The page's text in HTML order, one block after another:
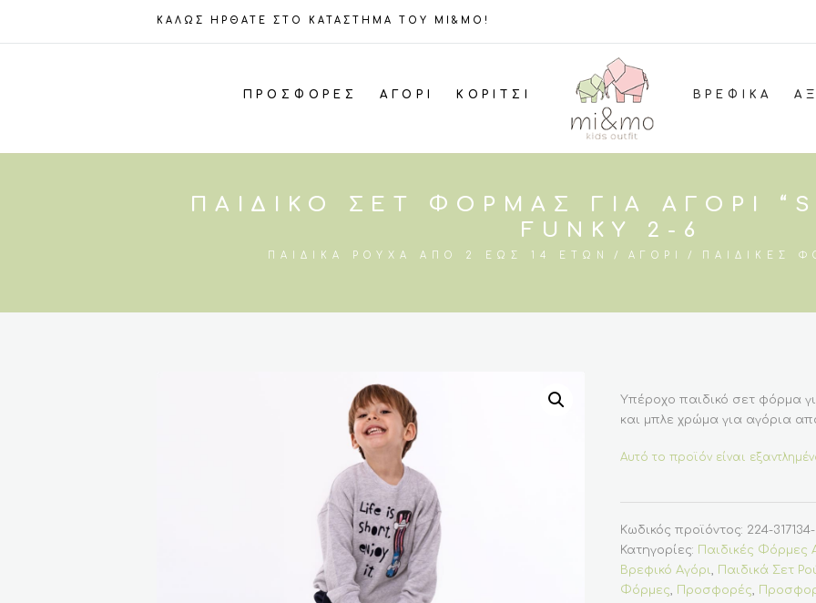
ΚΑΛΩΣ ΗΡΘΑΤΕ ΣΤΟ ΚΑΤΑΣΤΗΜΑ ΤΟΥ MI&MO!
ΠΡΟΣΦΟΡΈΣ ΑΓΌΡΙ ΚΟΡΊΤΣΙ ΒΡΕΦΙΚΆ
ΠΑΙΔΙΚΌ ΣΕΤ ΦΌΡΜΑΣ ΓΙΑ ΑΓΌΡΙ
FUNKY 2-6
ΠΑΙΔΙΚΆ ΡΟΎΧΑ ΑΠΌ 2 ΈΩΣ 14 ΕΤΏΝ ΑΓΌΡΙ ΠΑΙΔΙΚΈΣ
Υπέροχο παιδικό σετ φόρμα
και μπλε χρώμα για αγόρια
Αυτό το προϊόν είναι
Κωδικός προϊόντος: 224-317134-
Κατηγορίες:
Παιδικές Φόρμες
Βρεφικό Αγόρι,
Παιδικά Σετ
Φόρμες, Προσφορές,